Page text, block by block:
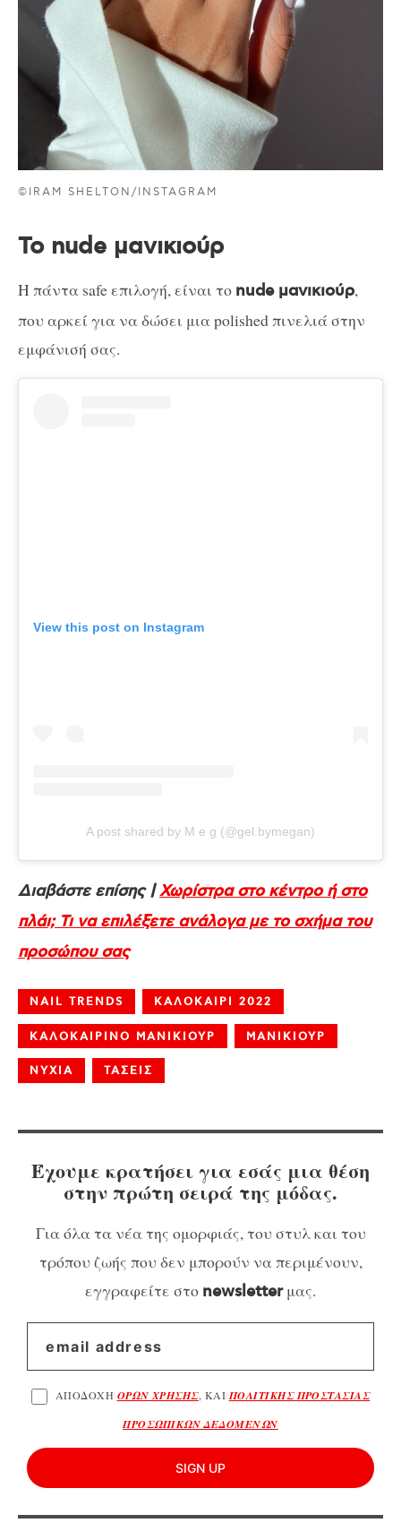
©IRAM SHELTON/INSTAGRAM
To nude μανικιούρ
Η πάντα safe επιλογή, είναι το nude μανικιούρ,
που αρκεί για να δώσει μια polished πινελιά στην
εμφάνισή σας.
View this post on Instagram
A post shared by M e g (@gel.bymegan)
Διαβάστε επίσης |Χωρίστρα στο κέντρο ή στο
πλάι; Τι να επιλέξετε ανάλογα με το σχήμα του
προσώπου σας
NAIL TRENDS ΚΑΛΟΚΑΙΡΙ 2022
ΚΑΛΟΚΑΙΡΙΝΟ ΜΑΝΙΚΙΟΥΡ ΜΑΝΙΚΙΟΥΡ
ΝΥΧΙΑ ΤΑΣΕΙΣ
Έχουμε κρατήσει για εσάς μια θέση
στην πρώτη σειρά της μόδας.
Για όλα τα νέα της ομορφιάς, του στυλ και του
τρόπου ζωής που δεν μπορούν να περιμένουν,
εγγραφείτε στο newsletterμας.
ΑΠΟΔΟΧΗ ΟΡΩΝ ΧΡΗΣΗΣ, ΚΑΙΠΟΛΙΤΙΚΗΣ ΠΡΟΣΤΑΣΙΑΣ
ΠΡΟΣΩΠΙΚΩΝ ΔΕΔΟΜΕΝΩΝ
SIGN UP